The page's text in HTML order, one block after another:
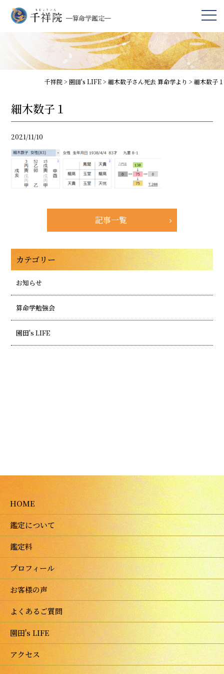
千祥院> 園田's LIFE> 細木数子さん死去 算命学より > 細木数子１
細木数子１
2021/11/10
記事一覧
カテゴリー
お知らせ
算命学勉強会
園田's LIFE
HOME
鑑定について
鑑定料
プロフィール
お客様の声
よくあるご質問
園田's LIFE
アクセス